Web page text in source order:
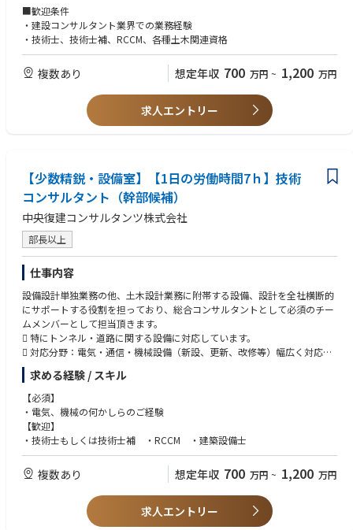
・交通・都市計画（道路、橋梁・構造物、都市計画、調査点検）
・ライフライン（下水道、上水道、電力）
・河川・港湾・防災（河川砂防、港湾、防災・環境、地盤調査）
・発注者支支援、CM
■歓迎条件
・建設コンサルタント業界での業務経験
・技術士、技術士補、RCCM、各種土木関連資格
複数あり 想定年収 700 万円 ~ 1,200 万円
求人エントリー
【少数精鋭・設備室】【1日の労働時間7ｈ】技術
コンサルタント（幹部候補）
中央復建コンサルタンツ株式会社
部長以上
仕事内容
設備設計単独業務の他、⼟⽊設計業務に附帯する設備、設計を全社横断的
にサポートする役割を担っており、総合コンサルタントとして必須のチー
ムメンバーとして担当頂きます。
 特にトンネル・道路に関する設備に対応しています。
 対応分野：電気・通信・機械設備（新設、更新、改修等）幅広く対応。
 その他、⼟⽊系技術者がRCCM電気電⼦を取得し、設備設計に参画。
 客先： 国⼟交通省、地⽅⾃治体、⽔資源機構、本四⾼速(JB)等、幅広い
発注者の業務に対応。
 主な銘柄
1)道路管理⽤設備設計(道路・トンネル・アンダーパス・⽴体横断施設・
共同溝)
電気・⾼圧受配電(発電設備) ・照明(トンネル、明り部) ・⾮常警報・
道路情報板・アンダーパス警報設備・遠隔式交通遮断機
通信・ラジオ再放送(無線補助) ・CCTV ・光ケーブル経路・経路情報
収集装置(DSRC)
テレメータ・多重無線・ネットワーク
求める経験 / スキル
【必須】
・電気、機械の何かしらのご経験
【歓迎】
・技術士もしくは技術士補 ・RCCM ・建築設備士
複数あり 想定年収 700 万円 ~ 1,200 万円
求人エントリー